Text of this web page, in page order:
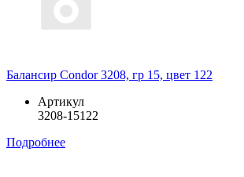
Балансир Condor 3208, гр 15, цвет 122
Артикул
3208-15122
Подробнее